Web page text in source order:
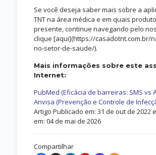
Se você deseja saber mais sobre a
TNT na área médica e em quais
presente, continue navegando pelo
clique [aqui](https://casadotnt.com.br/
no-setor-de-saude/).
Mais informações sobre este
Internet:
PubMed (Eficácia de barreiras: SMS vs
Anvisa (Prevenção e Controle de
Artigo Publicado em: 31 de out de 2022
em: 04 de mai de 2026
Compartilhar